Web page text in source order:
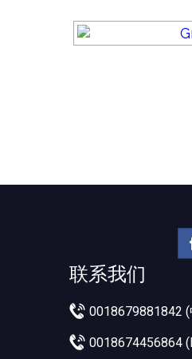
联系我们
0018679881842
0018674456864